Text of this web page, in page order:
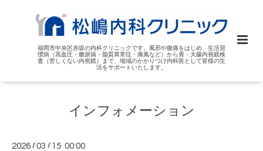
福岡市中央区赤坂の内科クリニックです。風邪や腹痛をはじめ、生活習
慣病（高血圧・糖尿病・脂質異常症・痛風など）から胃・大腸内視鏡検
査（苦しくない内視鏡）まで、地域のかかりつけ内科医として皆様の生
活をサポートいたします。
インフォメーション
2026 /03 / 15 00:00